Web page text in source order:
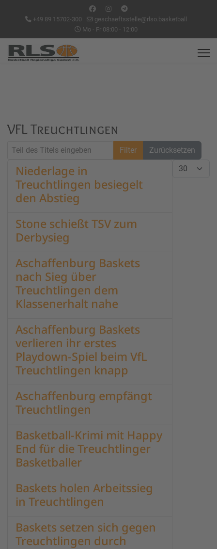
+49 89 15702-300
geschaeftsstelle@rlso.basketball
Mo - Fr 08:00 - 12:00
VFL Treuchtlingen
Teil des Titels eingeben
Filter Zurücksetzen
Anzeige #
Niederlage in
Treuchtlingen besiegelt
den Abstieg
Stone schießt TSV zum
Derbysieg
Aschaffenburg Baskets
nach Sieg über
Treuchtlingen dem
Klassenerhalt nahe
Aschaffenburg Baskets
verlieren ihr erstes
Playdown-Spiel beim VfL
Treuchtlingen knapp
Aschaffenburg empfängt
Treuchtlingen
Basketball-Krimi mit Happy
End für die Treuchtlinger
Basketballer
Baskets holen Arbeitssieg
in Treuchtlingen
Baskets setzen sich gegen
Treuchtlingen durch